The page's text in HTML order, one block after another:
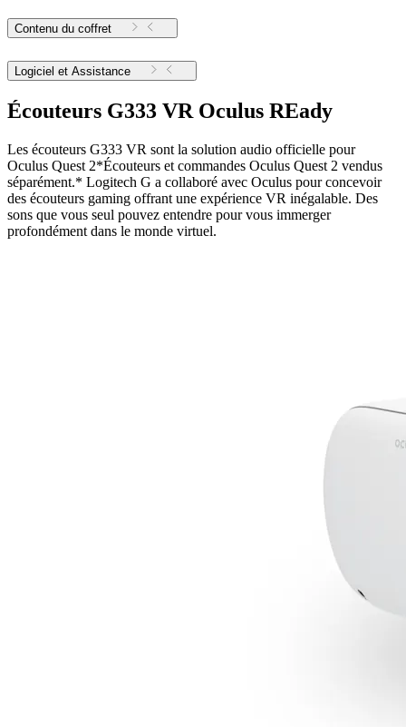
Contenu du coffret
Logiciel et Assistance
Écouteurs G333 VR Oculus REady
Les écouteurs G333 VR sont la solution audio officielle pour
Oculus Quest 2*Écouteurs et commandes Oculus Quest 2 vendus
séparément.* Logitech G a collaboré avec Oculus pour concevoir
des écouteurs gaming offrant une expérience VR inégalable. Des
sons que vous seul pouvez entendre pour vous immerger
profondément dans le monde virtuel.